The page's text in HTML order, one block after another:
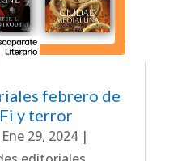
febrero de
y terror
Ene 29, 2024|